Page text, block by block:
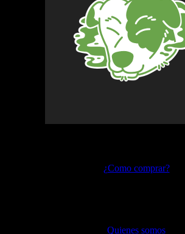
¿Como comprar?
Quienes somos